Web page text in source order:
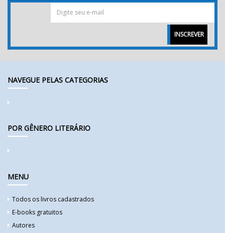
INSCREVER
NAVEGUE PELAS CATEGORIAS
POR GÊNERO LITERÁRIO
MENU
Todos os livros cadastrados
E-books gratuitos
Autores